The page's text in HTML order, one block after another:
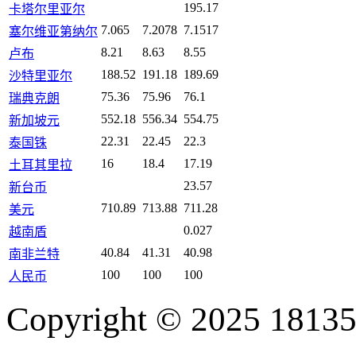
卡塔尔里亚尔
195.17
塞尔维亚第纳尔 7.065 7.2078 7.1517
卢布
8.21 8.63
8.55
沙特里亚尔
188.52 191.18 189.69
瑞典克朗
75.36 75.96
76.1
新加坡元
552.18 556.34 554.75
泰国铢
22.31 22.45
22.3
土耳其里拉
16 18.4
17.19
新台币
23.57
美元
710.89 713.88 711.28
越南盾
0.027
南非兰特
40.84 41.31
40.98
人民币
100 100 100
Copyright © 2025